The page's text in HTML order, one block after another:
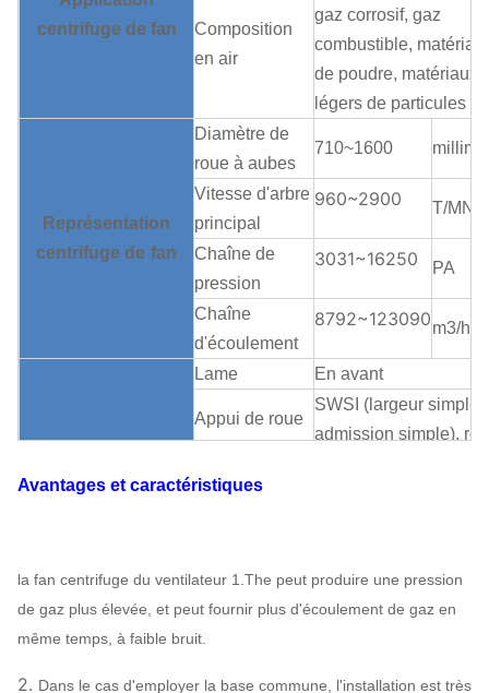
centrifuge de fan
Composition
en air
gaz corrosif, gaz
combustible,
de poudre, matériaux
légers de particules
Représentation
centrifuge de fan
Diamètre de
roue à aubes
710~1600
Vitesse d'arbre
principal
960~2900 T/MN
Chaîne de
pression
3031~16250 PA
Chaîne
d'écoulement
8792~123090m3/h
Lame En avant
Appui de roue
SWSI (largeur simple,
admission simple),
Boîte de
de bain d'huile
Rapport du
Refroidissement à l'air,
Avantages et caractéristiques
la fan centrifuge du ventilateur 1.The peut produire une pression
de gaz plus élevée, et peut fournir plus d'écoulement de gaz en
même temps, à faible bruit.
2. Dans le cas d'employer la base commune, l'installation est très